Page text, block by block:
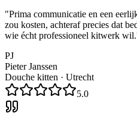
"Prima communicatie en een
zou kosten, achteraf precies dat
wie écht professioneel kitwerk wil.
PJ
Pieter Janssen
Douche kitten · Utrecht
5.0